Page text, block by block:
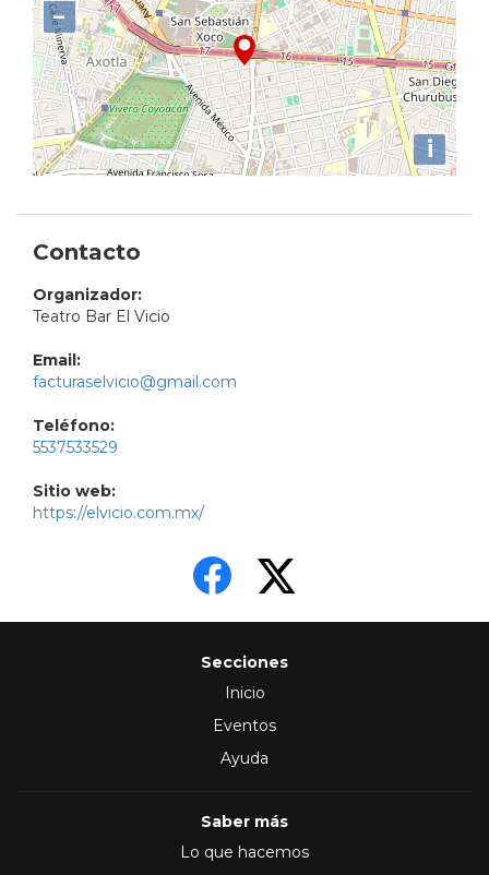
−
i
Contacto
Organizador:
Teatro Bar El Vicio
Email:
facturaselvicio@gmail.com
Teléfono:
5537533529
Sitio web:
https://elvicio.com.mx/
Secciones
Inicio
Eventos
Ayuda
Saber más
Lo que hacemos